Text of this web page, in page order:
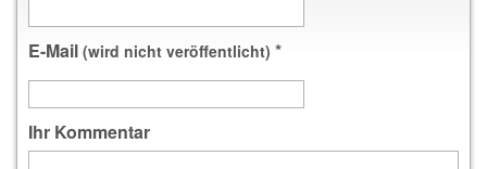
E-Mail (wird nicht veröffentlicht) *
Ihr Kommentar